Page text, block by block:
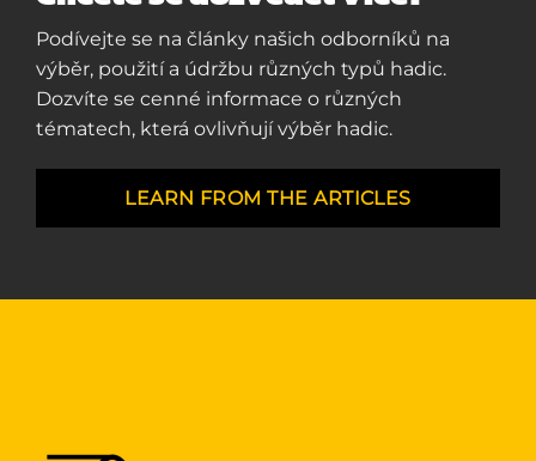
Podívejte se na články našich odborníků na
výběr, použití a údržbu různých typů hadic.
Dozvíte se cenné informace o různých
tématech, která ovlivňují výběr hadic.
LEARN FROM THE ARTICLES